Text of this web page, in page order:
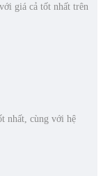
giá cả tốt nhất trên
nhất, cùng với hệ